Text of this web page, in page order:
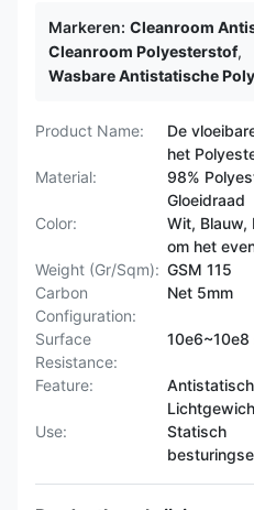
Markeren: Cleanroom
Cleanroom Polyesterstof,
Wasbare Antistatische
Product Name:
De
het
Material:
98%
Gloeidraad
Color:
Wit, Blauw,
om het
Weight (Gr/Sqm): GSM 115
Carbon
Configuration:
Net 5mm
Surface
Resistance:
Feature:
Use:
Statisch